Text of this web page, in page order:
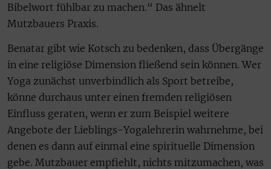
Bibelwort fühlbar zu machen.“ Das ähnelt
Mutzbauers Praxis.
Benatar gibt wie Kotsch zu bedenken, dass Übergänge
in eine religiöse Dimension fließend sein können. Wer
Yoga zunächst unverbindlich als Sport betreibe,
könne durchaus unter einen fremden religiösen
Einfluss geraten, wenn er zum Beispiel weitere
Angebote der Lieblings-Yogalehrerin wahrnehme, bei
denen es dann auf einmal eine spirituelle Dimension
gebe. Mutzbauer empfiehlt, nichts mitzumachen, was